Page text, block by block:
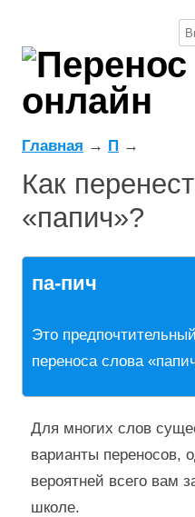
Главная → П →
Как
«папич»?
па-пич
Это
переноса слова
Для многих слов
варианты переносов,
вероятней всего вам
школе.